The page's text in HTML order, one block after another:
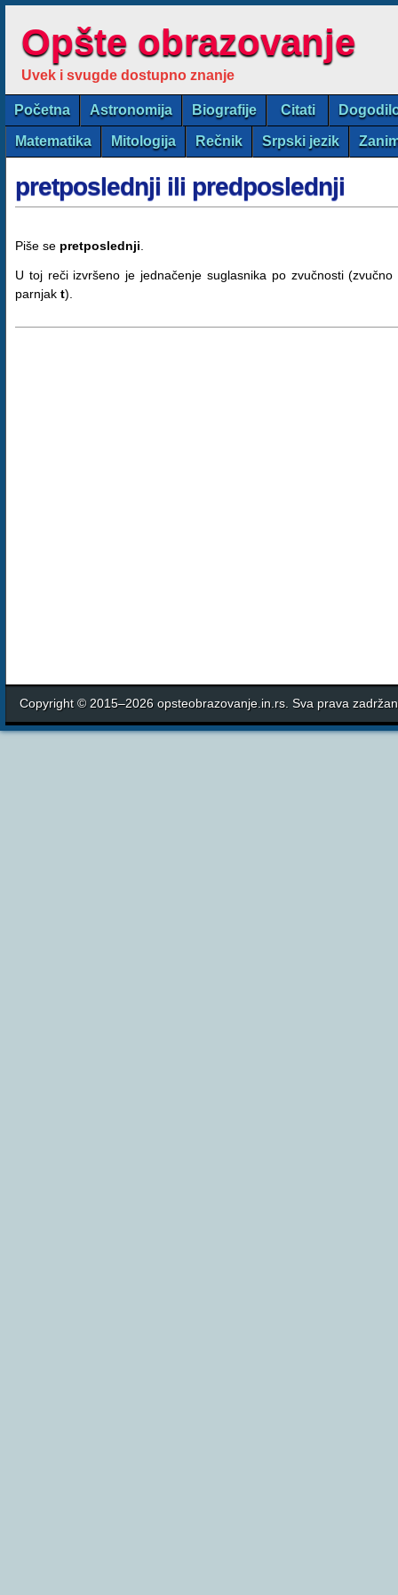
Opšte obrazovanje
Uvek i svugde dostupno znanje
Početna Astronomija Biografije Citati
Matematika Mitologija Rečnik Srpski jezik
pretposlednji ili predposlednji
Piše se pretposlednji
U toj reči izvršeno je jednačenje suglasnika po zvučnosti (zvučno
parnjak t).
Copyright © 2015–2026 opsteobrazovanje.in.rs. Sva prava